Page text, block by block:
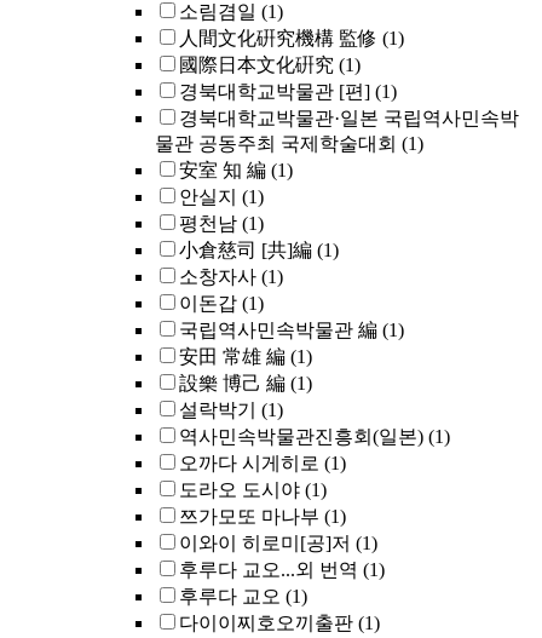
소림겸일 (1)
人間文化硏究機構 監修 (1)
國際日本文化硏究 (1)
경북대학교박물관 [편] (1)
경북대학교박물관·일본 국립역사민속박
물관 공동주최 국제학술대회 (1)
安室 知 編 (1)
안실지 (1)
평천남 (1)
小倉慈司 [共]編 (1)
소창자사 (1)
이돈갑 (1)
국립역사민속박물관 編 (1)
安田 常雄 編 (1)
設樂 博己 編 (1)
설락박기
(1)
역사민속박물관진흥회(일본) (1)
오까다 시게히로 (1)
도라오 도시야 (1)
쯔가모또 마나부 (1)
이와이 히로미[공]저 (1)
후루다 교오...외 번역 (1)
후루다 교오 (1)
다이이찌호오끼출판 (1)